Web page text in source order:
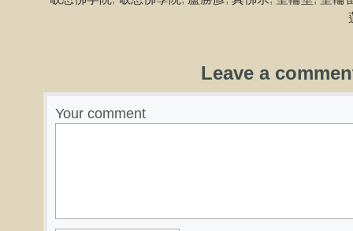
Leave a
Your comment